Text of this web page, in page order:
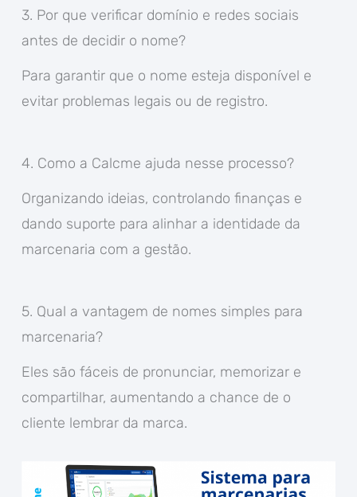
3. Por que verificar domínio e redes sociais
antes de decidir o nome?
Para garantir que o nome esteja disponível e
evitar problemas legais ou de registro.
4. Como a Calcme ajuda nesse processo?
Organizando ideias, controlando finanças e
dando suporte para alinhar a identidade da
marcenaria com a gestão.
5. Qual a vantagem de nomes simples para
marcenaria?
Eles são fáceis de pronunciar, memorizar e
compartilhar, aumentando a chance de o
cliente lembrar da marca.